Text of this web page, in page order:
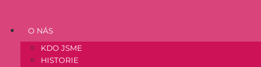
obsahu
O NÁS
KDO JSME
HISTORIE